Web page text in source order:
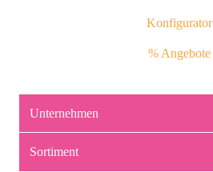
Konfigurator
% Angebote
Unternehmen
Sortiment